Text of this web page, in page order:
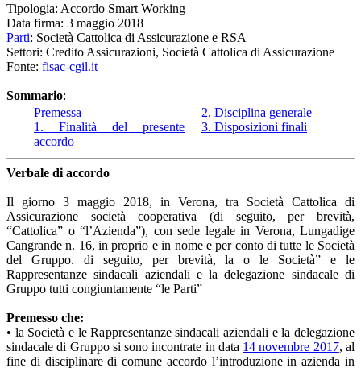
Tipologia: Accordo Smart Working
Data firma: 3 maggio 2018
Parti: Società Cattolica di Assicurazione e RSA
Settori: Credito Assicurazioni, Società Cattolica di Assicurazione
Fonte: fisac-cgil.it
Sommario:
Premessa
1. Finalità del presente
accordo
2. Disciplina generale
3. Disposizioni finali
Verbale di accordo
Il giorno 3 maggio 2018, in Verona, tra Società Cattolica di
Assicurazione società cooperativa (di seguito, per brevità,
“Cattolica” o “l’Azienda”), con sede legale in Verona, Lungadige
Cangrande n. 16, in proprio e in nome e per conto di tutte le Società
del Gruppo. di seguito, per brevità, la o le Società” e le
Rappresentanze sindacali aziendali e la delegazione sindacale di
Gruppo tutti congiuntamente “le Parti”
Premesso che:
• la Società e le Rappresentanze sindacali aziendali e la delegazione
sindacale di Gruppo si sono incontrate in data 14 novembre 2017, al
fine di disciplinare di comune accordo l’introduzione in azienda in